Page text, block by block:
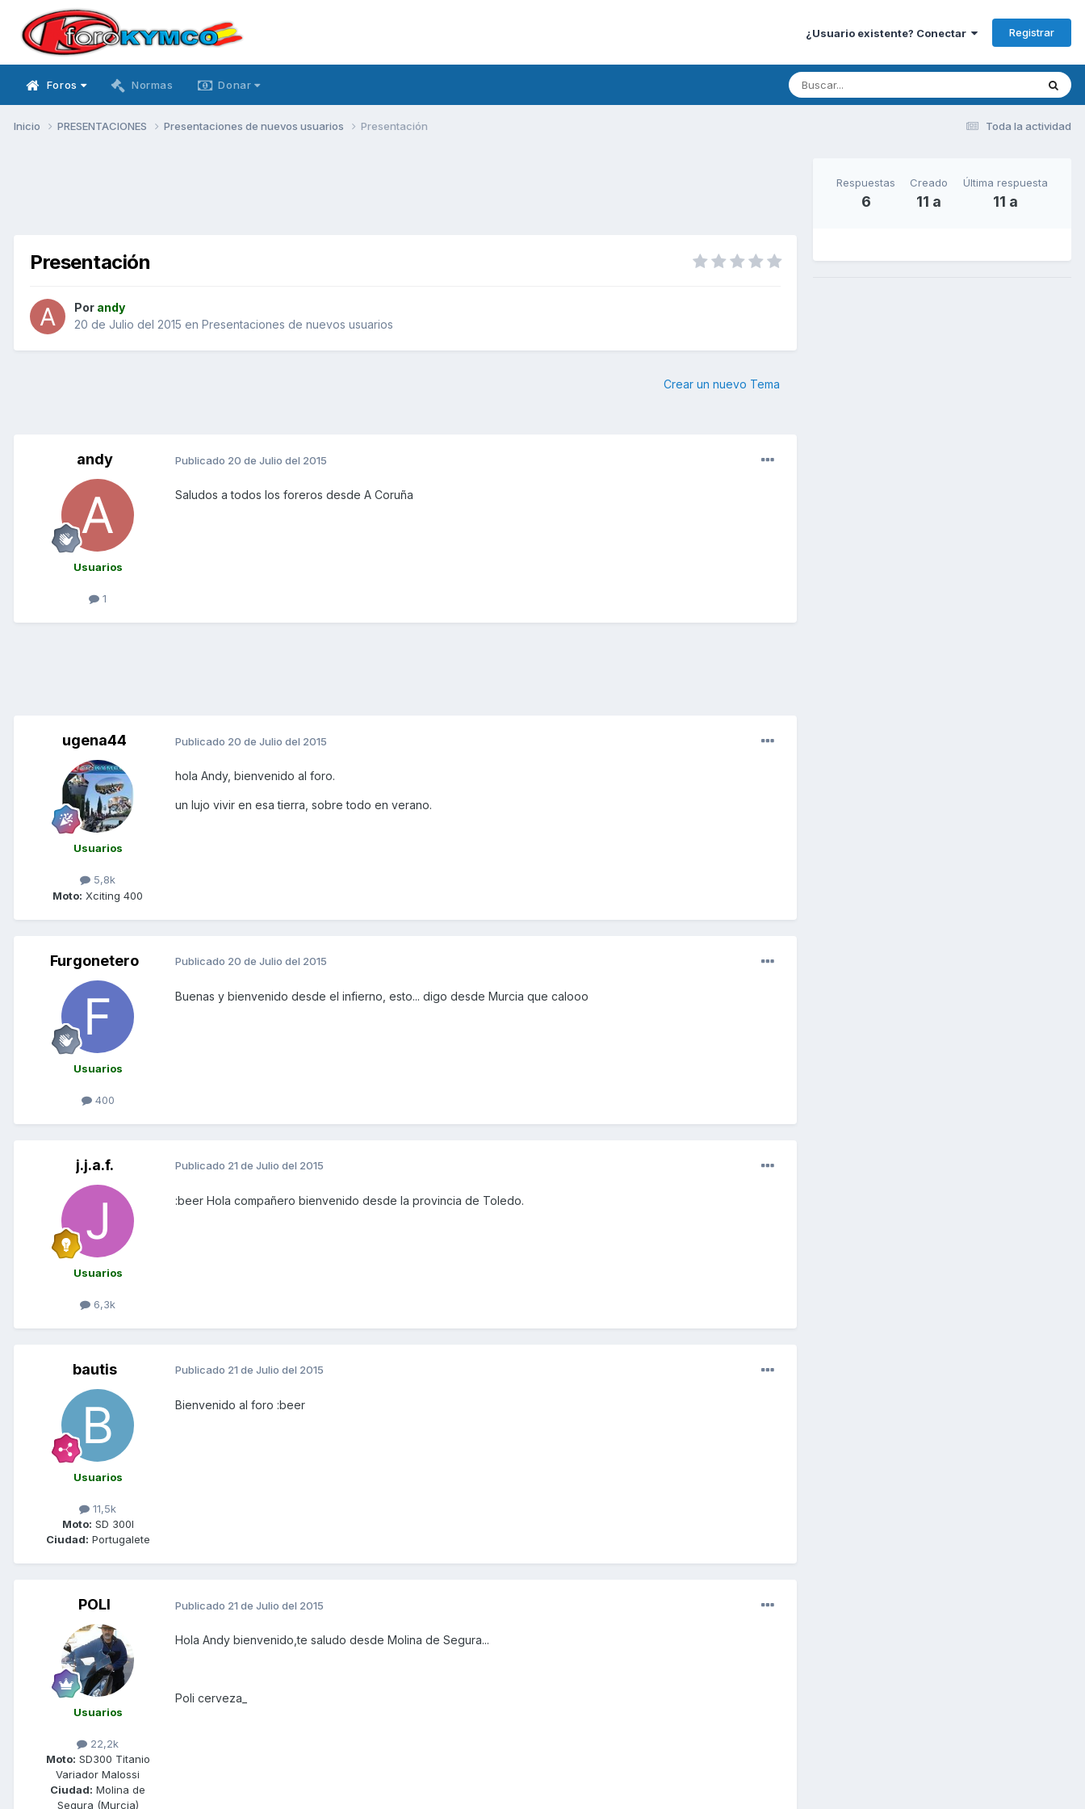
¿Usuario existente? Conectar Registrar
Foros Normas Donar
Toda la actividad
Inicio PRESENTACIONES Presentaciones de nuevos usuarios Presentación
Presentación
Por andy
20 de Julio del 2015 en Presentaciones de nuevos usuarios
Crear un nuevo Tema
andy
Usuarios
1
Publicado 20 de Julio del 2015
Saludos a todos los foreros desde A Coruña
ugena44
Usuarios
5,8k
Moto: Xciting 400
Publicado 20 de Julio del 2015
hola Andy, bienvenido al foro.
un lujo vivir en esa tierra, sobre todo en verano.
Furgonetero
Usuarios
400
Publicado 20 de Julio del 2015
Buenas y bienvenido desde el infierno, esto... digo desde Murcia que calooo
j.j.a.f.
Usuarios
6,3k
Publicado 21 de Julio del 2015
:beer Hola compañero bienvenido desde la provincia de Toledo.
bautis
Usuarios
11,5k
Moto: SD 300I
Ciudad: Portugalete
Publicado 21 de Julio del 2015
Bienvenido al foro :beer
POLI
Usuarios
22,2k
Moto: SD300 Titanio
Variador Malossi
Ciudad: Molina de
Segura (Murcia)
Publicado 21 de Julio del 2015
Hola Andy bienvenido,te saludo desde Molina de Segura...
Poli cerveza_
Respuestas
6
Creado
11 a
Última respuesta
11 a